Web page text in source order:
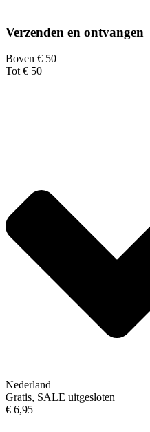
Verzenden en ontvangen
Boven € 50
Tot € 50
Nederland
Gratis, SALE uitgesloten
€ 6,95